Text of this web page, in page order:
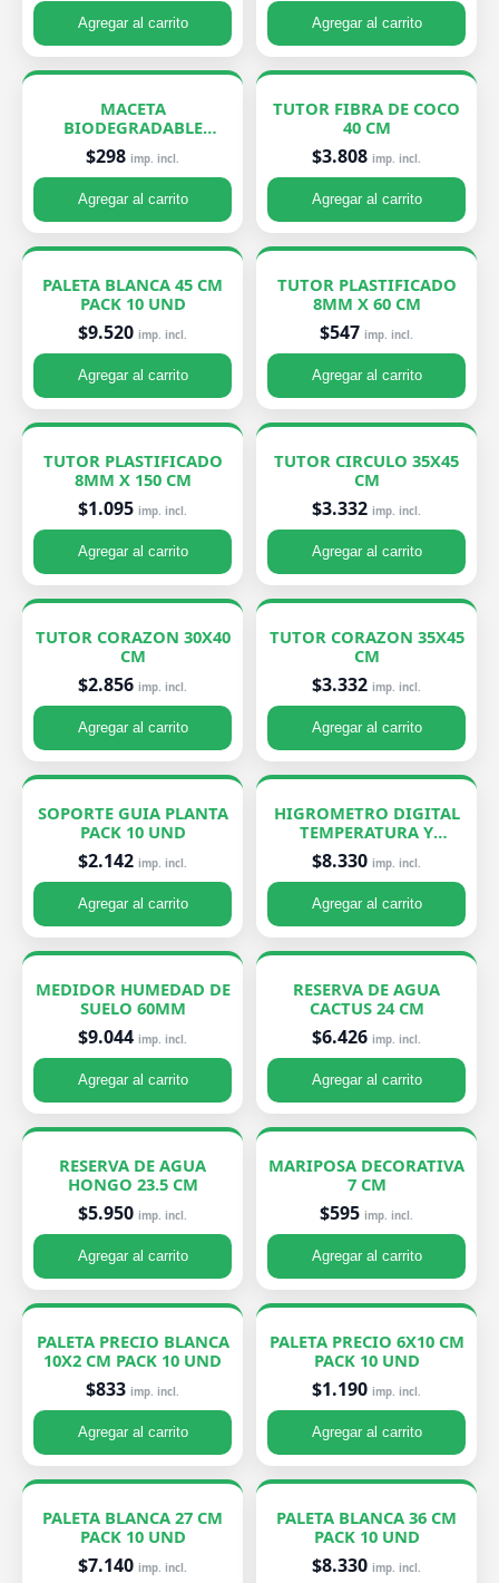
Agregar al carrito Agregar al carrito
MACETA
BIODEGRADABLE
PEQUEÑA 7X8 CM
$298 imp. incl.
Agregar al carrito
TUTOR FIBRA DE COCO
40 CM
$3.808 imp. incl.
Agregar al carrito
PALETA BLANCA 45 CM
PACK 10 UND
$9.520 imp. incl.
Agregar al carrito
TUTOR PLASTIFICADO
8MM X 60 CM
$547 imp. incl.
Agregar al carrito
TUTOR PLASTIFICADO
8MM X 150 CM
$1.095 imp. incl.
Agregar al carrito
TUTOR CIRCULO 35X45
CM
$3.332 imp. incl.
Agregar al carrito
TUTOR CORAZON 30X40
CM
$2.856 imp. incl.
Agregar al carrito
TUTOR CORAZON 35X45
CM
$3.332 imp. incl.
Agregar al carrito
SOPORTE GUIA PLANTA
PACK 10 UND
$2.142 imp. incl.
Agregar al carrito
HIGROMETRO DIGITAL
TEMPERATURA Y
HUMEDAD
$8.330 imp. incl.
Agregar al carrito
MEDIDOR HUMEDAD DE
SUELO 60MM
$9.044 imp. incl.
Agregar al carrito
RESERVA DE AGUA
CACTUS 24 CM
$6.426 imp. incl.
Agregar al carrito
RESERVA DE AGUA
HONGO 23.5 CM
$5.950 imp. incl.
Agregar al carrito
MARIPOSA DECORATIVA
7 CM
$595 imp. incl.
Agregar al carrito
PALETA PRECIO BLANCA
10X2 CM PACK 10 UND
$833 imp. incl.
Agregar al carrito
PALETA PRECIO 6X10 CM
PACK 10 UND
$1.190 imp. incl.
Agregar al carrito
PALETA BLANCA 27 CM
PACK 10 UND
$7.140 imp. incl.
PALETA BLANCA 36 CM
PACK 10 UND
$8.330 imp. incl.